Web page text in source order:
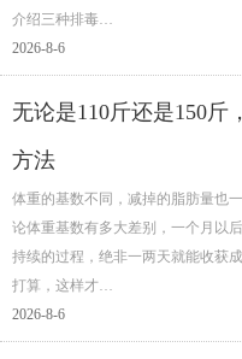
介绍三种排毒…
2026-8-6
无论是110斤还是150
方法
体重的基数不同，减掉的脂肪量也
论体重基数有多大差别，一个月以
持续的过程，绝非一两天就能收获
打算，这样才…
2026-8-6